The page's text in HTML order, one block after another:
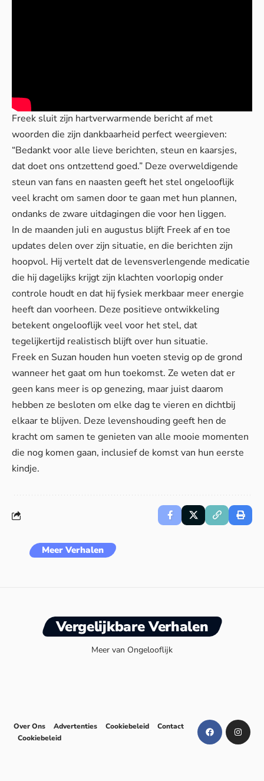
Freek sluit zijn hartverwarmende bericht af met
woorden die zijn dankbaarheid perfect weergieven:
“Bedankt voor alle lieve berichten, steun en kaarsjes,
dat doet ons ontzettend goed.” Deze overweldigende
steun van fans en naasten geeft het stel ongelooflijk
veel kracht om samen door te gaan met hun plannen,
ondanks de zware uitdagingen die voor hen liggen.
In de maanden juli en augustus blijft Freek af en toe
updates delen over zijn situatie, en die berichten zijn
hoopvol. Hij vertelt dat de levensverlengende medicatie
die hij dagelijks krijgt zijn klachten voorlopig onder
controle houdt en dat hij fysiek merkbaar meer energie
heeft dan voorheen. Deze positieve ontwikkeling
betekent ongelooflijk veel voor het stel, dat
tegelijkertijd realistisch blijft over hun situatie.
Freek en Suzan houden hun voeten stevig op de grond
wanneer het gaat om hun toekomst. Ze weten dat er
geen kans meer is op genezing, maar juist daarom
hebben ze besloten om elke dag te vieren en dichtbij
elkaar te blijven. Deze levenshouding geeft hen de
kracht om samen te genieten van alle mooie momenten
die nog komen gaan, inclusief de komst van hun eerste
kindje.
Meer Verhalen
Vergelijkbare Verhalen
Meer van Ongelooflijk
Over Ons Advertenties Cookiebeleid
Contact
Cookiebeleid